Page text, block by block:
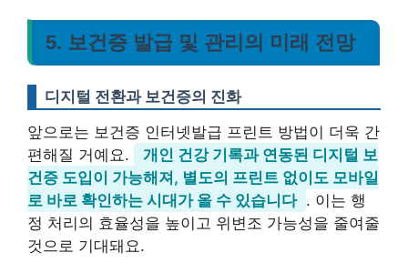
5. 보건증 발급 및 관리의 미래 전망
디지털 전환과 보건증의 진화
앞으로는 보건증 인터넷발급 프린트 방법이 더욱 간
편해질 거예요.
개인 건강 기록과 연동된 디지털 보
건증 도입이 가능해져, 별도의 프린트 없이도 모바일
로 바로 확인하는 시대가 올 수 있습니다 . 이는 행
정 처리의 효율성을 높이고 위변조 가능성을 줄여줄
것으로 기대돼요.